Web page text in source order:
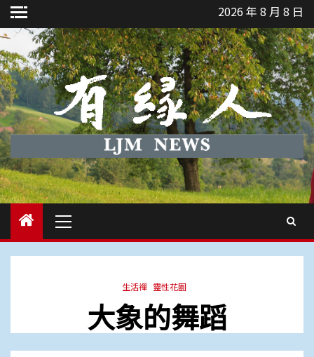
Skip
to
content
2026 年 8 月 8 日
Menu
生活禪 靈性花園
大象的舞蹈